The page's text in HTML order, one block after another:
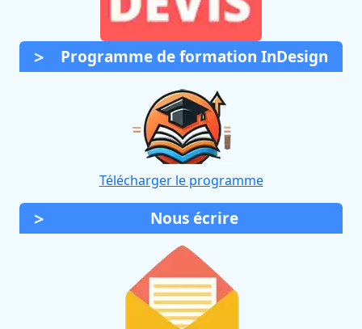
Programme de formation InDesign
Télécharger le programme
Nous écrire